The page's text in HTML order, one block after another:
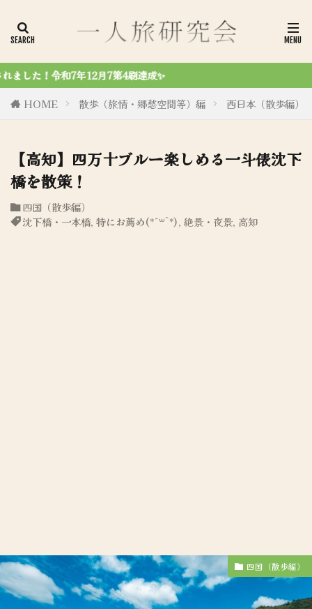
✨
HOME
散歩（旅情・郷愁空間等）編 西日本（散歩編）
【高知】四万十ブルー楽しめる一斗俵沈下
橋を散策！
四国（散歩編）
沈下橋・一本橋, 特にお薦め(*´꒳`*), 絶景・夜景, 高知
四国（散歩編）